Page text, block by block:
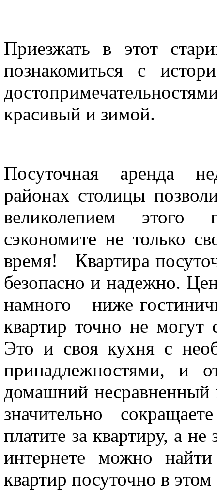
Приезжать в этот
познакомиться с
красивый и зимой.
Посуточная аренда
районах столицы
великолепием этого
сэкономите не только
время! Квартира
безопасно и надежно.
намного ниже
квартир точно не могут
Это и своя кухня с
принадлежностями, и
домашний
значительно
платите за квартиру, а
интернете можно
квартир посуточно в этом